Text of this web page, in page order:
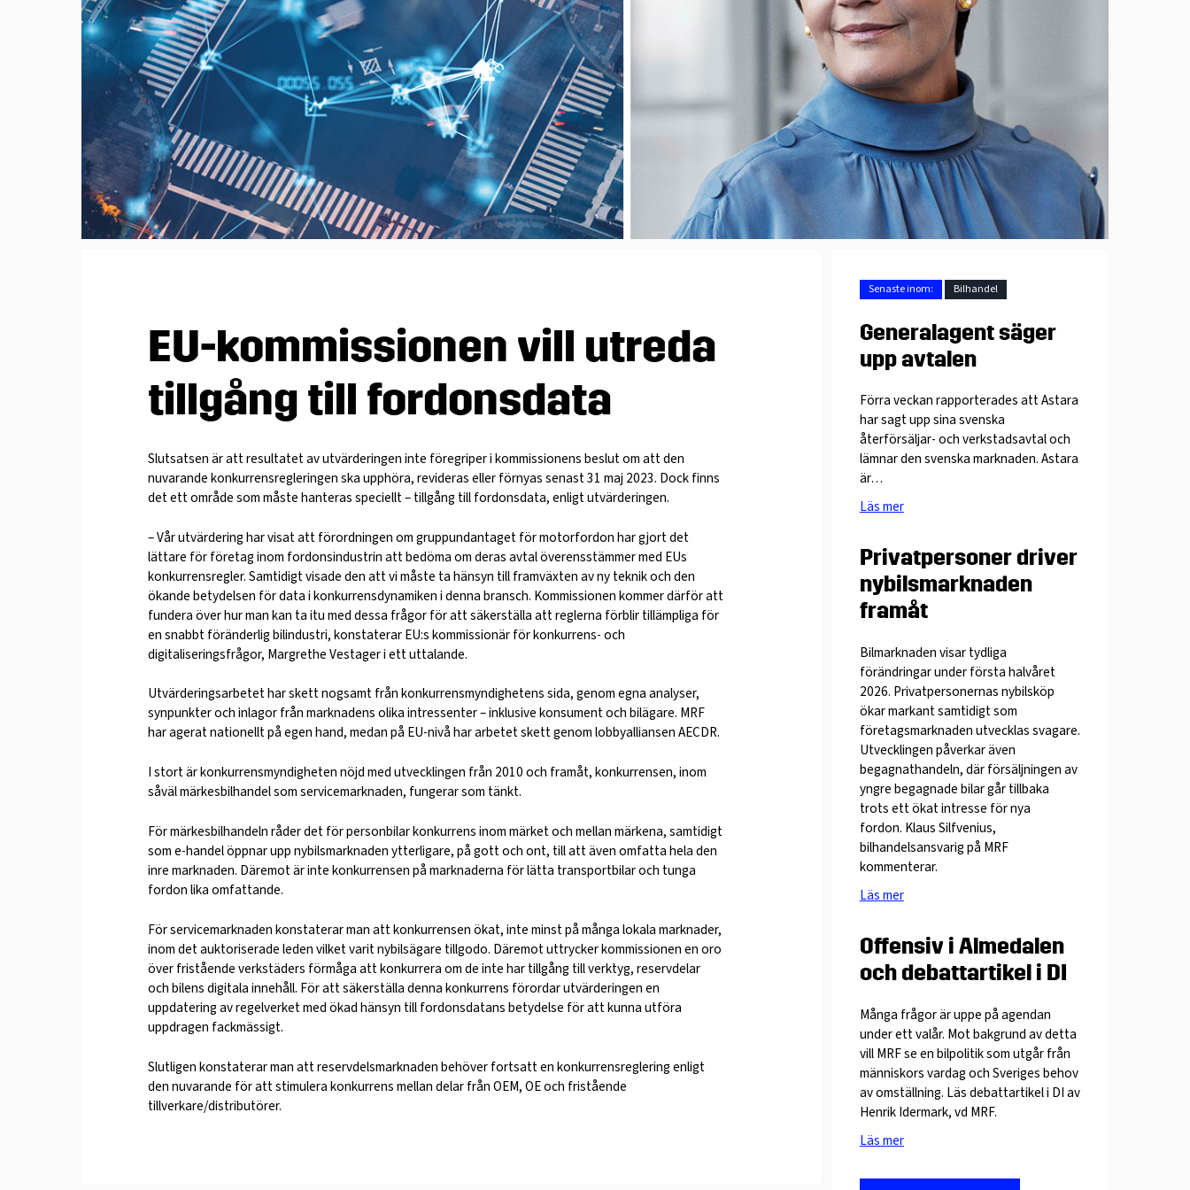
Bli ett MRF-företag
Bli ett MRF-företag
Medlemsavgift
Sök medlem
Kolla in dina medlemsförmåner
Rådgivning
Visa dina lediga jobb
Kampanj i sociala medier
Kampanjen fortsätter att rulla
GA-enkäten Tunga lastbilar 2026
Lack-& skadekonferensen
MRFs Bildagar och Branschdag
tunga fordon 2024
EU-kommissionen vill utreda
tillgång till fordonsdata
Slutsatsen är att resultatet av utvärderingen inte föregriper i kommissionens beslut om att den
nuvarande konkurrensregleringen ska upphöra, revideras eller förnyas senast 31 maj 2023. Dock finns
det ett område som måste hanteras speciellt – tillgång till fordonsdata, enligt utvärderingen.
– Vår utvärdering har visat att förordningen om gruppundantaget för motorfordon har gjort det
lättare för företag inom fordonsindustrin att bedöma om deras avtal överensstämmer med EUs
konkurrensregler. Samtidigt visade den att vi måste ta hänsyn till framväxten av ny teknik och den
ökande betydelsen för data i konkurrensdynamiken i denna bransch. Kommissionen kommer därför att
fundera över hur man kan ta itu med dessa frågor för att säkerställa att reglerna förblir tillämpliga för
en snabbt föränderlig bilindustri, konstaterar EU:s kommissionär för konkurrens- och
digitaliseringsfrågor, Margrethe Vestager i ett uttalande.
Utvärderingsarbetet har skett nogsamt från konkurrensmyndighetens sida, genom egna analyser,
synpunkter och inlagor från marknadens olika intressenter – inklusive konsument och bilägare. MRF
har agerat nationellt på egen hand, medan på EU-nivå har arbetet skett genom lobbyalliansen AECDR.
I stort är konkurrensmyndigheten nöjd med utvecklingen från 2010 och framåt, konkurrensen, inom
såväl märkesbilhandel som servicemarknaden, fungerar som tänkt.
För märkesbilhandeln råder det för personbilar konkurrens inom märket och mellan märkena, samtidigt
som e-handel öppnar upp nybilsmarknaden ytterligare, på gott och ont, till att även omfatta hela den
inre marknaden. Däremot är inte konkurrensen på marknaderna för lätta transportbilar och tunga
fordon lika omfattande.
För servicemarknaden konstaterar man att konkurrensen ökat, inte minst på många lokala marknader,
inom det auktoriserade leden vilket varit nybilsägare tillgodo. Däremot uttrycker kommissionen en oro
över fristående verkstäders förmåga att konkurrera om de inte har tillgång till verktyg, reservdelar
och bilens digitala innehåll. För att säkerställa denna konkurrens förordar utvärderingen en
uppdatering av regelverket med ökad hänsyn till fordonsdatans betydelse för att kunna utföra
uppdragen fackmässigt.
Slutligen konstaterar man att reservdelsmarknaden behöver fortsatt en konkurrensreglering enligt
den nuvarande för att stimulera konkurrens mellan delar från OEM, OE och fristående
tillverkare/distributörer.
Senaste inom: Bilhandel
Generalagent säger
upp avtalen
Förra veckan rapporterades att Astara
har sagt upp sina svenska
återförsäljar- och verkstadsavtal och
lämnar den svenska marknaden. Astara
är…
Läs mer
Privatpersoner driver
nybilsmarknaden
framåt
Bilmarknaden visar tydliga
förändringar under första halvåret
2026. Privatpersonernas nybilsköp
ökar markant samtidigt som
företagsmarknaden utvecklas svagare.
Utvecklingen påverkar även
begagnathandeln, där försäljningen av
yngre begagnade bilar går tillbaka
trots ett ökat intresse för nya
fordon. Klaus Silfvenius,
bilhandelsansvarig på MRF
kommenterar.
Läs mer
Offensiv i Almedalen
och debattartikel i DI
Många frågor är uppe på agendan
under ett valår. Mot bakgrund av detta
vill MRF se en bilpolitik som utgår från
människors vardag och Sveriges behov
av omställning. Läs debattartikel i DI av
Henrik Idermark, vd MRF.
Läs mer